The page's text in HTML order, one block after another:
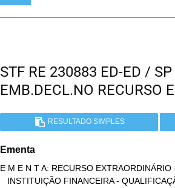
STF RE 230883 ED-ED /
EMB.DECL.NO RECURSO
RESULTADO SIMPLES
Ementa
E M E N T A: RECURSO